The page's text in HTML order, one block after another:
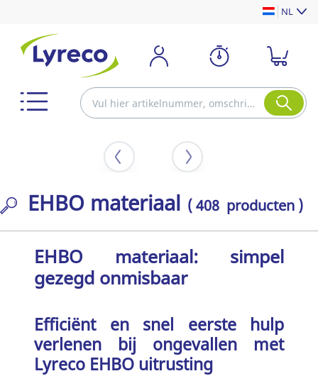
NL
EHBO materiaal ( 408 producten )
EHBO materiaal: simpel
gezegd onmisbaar
Efficiënt en snel eerste hulp
verlenen bij ongevallen met
Lyreco EHBO uitrusting